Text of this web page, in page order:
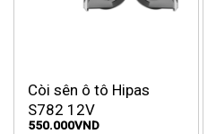
Còi sên ô tô Hipas
S782 12V
550.000VND